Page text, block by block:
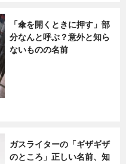
「傘を開くときに押す」部
分なんと呼ぶ？意外と知ら
ないものの名前
ガスライターの「ギザギザ
のところ」正しい名前、知